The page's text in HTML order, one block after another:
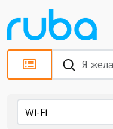
Каталог
Wi-Fi